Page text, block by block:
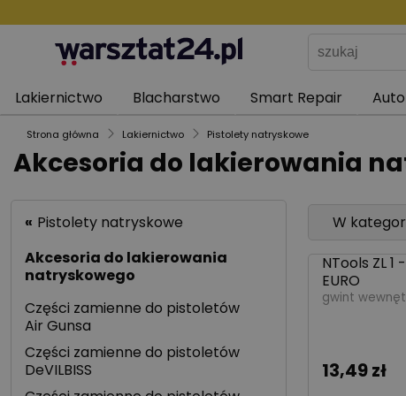
Lakiernictwo Blacharstwo Smart Repair
Strona główna Lakiernictwo Pistolety natryskowe
Akcesoria do lakierowania
« Pistolety natryskowe
Akcesoria do lakierowania
natryskowego
Części zamienne do pistoletów
Air Gunsa
Części zamienne do pistoletów
DeVILBISS
W
389257
NTools ZL
EURO
gwint
13,49 zł